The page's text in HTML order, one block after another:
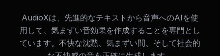
AudioXは、先進的なテキストから音声へのAIを使
用して、気まずい音効果を作成することを専門とし
ています。不快な沈黙、気まずい間、そして社会的